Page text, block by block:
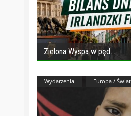
Zielona Wyspa w pęd
Wydarzenia Europa / Świat